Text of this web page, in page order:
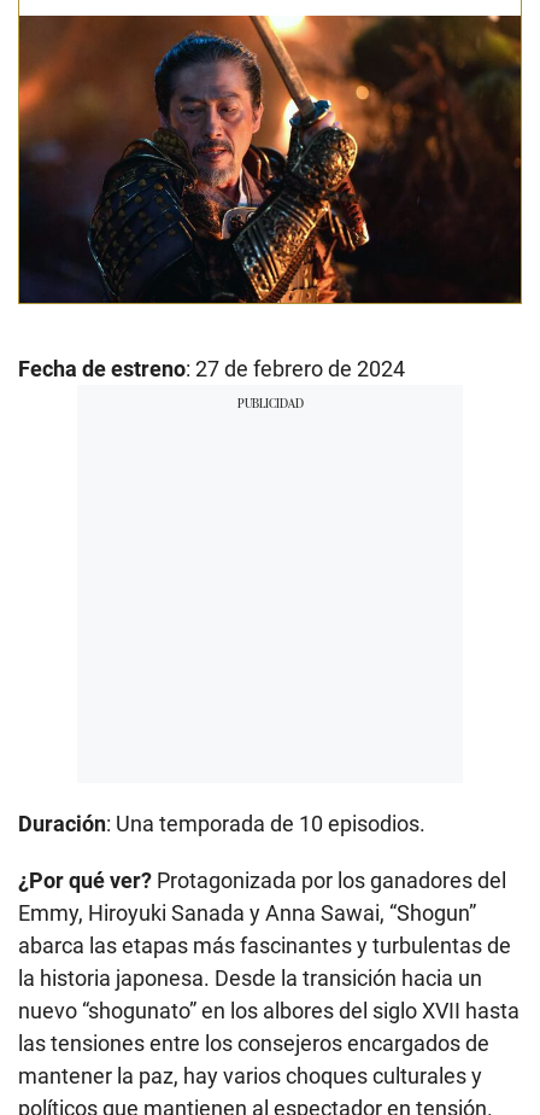
Fecha de estreno: 27 de febrero de 2024
Duración: Una temporada de 10 episodios.
¿Por qué ver? Protagonizada por los ganadores del
Emmy, Hiroyuki Sanada y Anna Sawai, “Shogun”
abarca las etapas más fascinantes y turbulentas de
la historia japonesa. Desde la transición hacia un
nuevo “shogunato” en los albores del siglo XVII hasta
las tensiones entre los consejeros encargados de
mantener la paz, hay varios choques culturales y
políticos que mantienen al espectador en tensión.